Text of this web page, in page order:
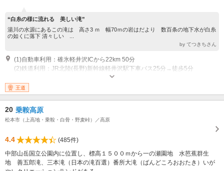
“白糸の様に流れる 美しい滝”
湯川の水源にあるこの滝は 高さ3 ｍ 幅70ｍの岩はだより 数百条の地下水が白糸
の如くに落下 清々しい ...
by てつきちさん
(1)自動車利用：碓氷軽井沢ICから22km 50分
(2)鉄道利用：JR北陸(長野)新幹線軽井沢駅下車バス25分→徒歩5分
王道
20 乗鞍高原
松本市（上高地・乗鞍・白骨・野麦峠）／高原
4.4
(485件)
中部山岳国立公園内に位置し、標高１５００ｍから一の瀬園地 水芭蕉群生
地 善五郎滝、三本滝（日本の滝百選）番所大滝（ばんどころおおたき）いが